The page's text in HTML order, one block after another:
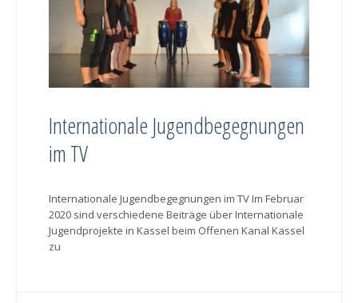
Internationale Jugendbegegnungen
im TV
Internationale Jugendbegegnungen im TV Im Februar
2020 sind verschiedene Beiträge über Internationale
Jugendprojekte in Kassel beim Offenen Kanal Kassel
zu